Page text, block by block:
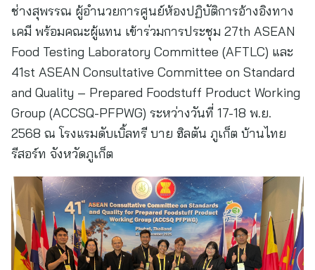
ช่างสุพรรณ ผู้อำนวยการศูนย์ห้องปฏิบัติการอ้างอิงทาง
เคมี พร้อมคณะผู้แทน เข้าร่วมการประชุม 27th ASEAN
Food Testing Laboratory Committee (AFTLC) และ
41st ASEAN Consultative Committee on Standard
and Quality – Prepared Foodstuff Product Working
Group (ACCSQ-PFPWG) ระหว่างวันที่ 17-18 พ.ย.
2568 ณ โรงแรมดับเบิ้ลทรี บาย ฮิลตัน ภูเก็ต บ้านไทย
รีสอร์ท จังหวัดภูเก็ต